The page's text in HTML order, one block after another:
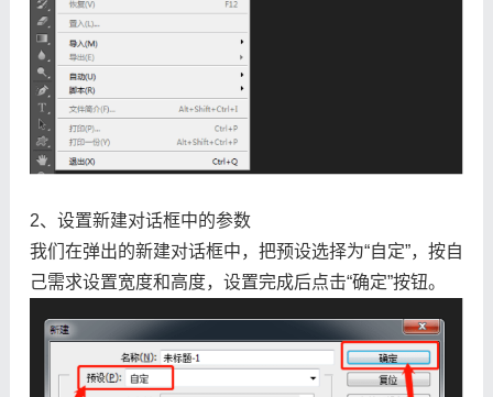
2、设置新建对话框中的参数
我们在弹出的新建对话框中，把预设选择为“自定”，按自
己需求设置宽度和高度，设置完成后点击“确定”按钮。